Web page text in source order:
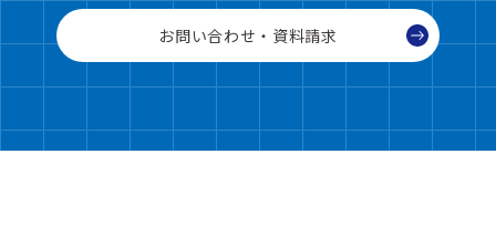
お問い合わせ・資料請求